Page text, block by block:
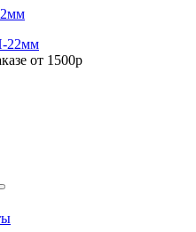
от 1500р